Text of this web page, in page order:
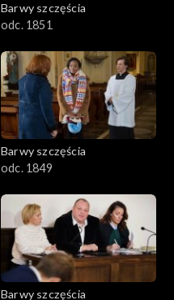
Barwy szczęścia
odc. 1851
Barwy szczęścia
odc. 1849
Barwy szczęścia